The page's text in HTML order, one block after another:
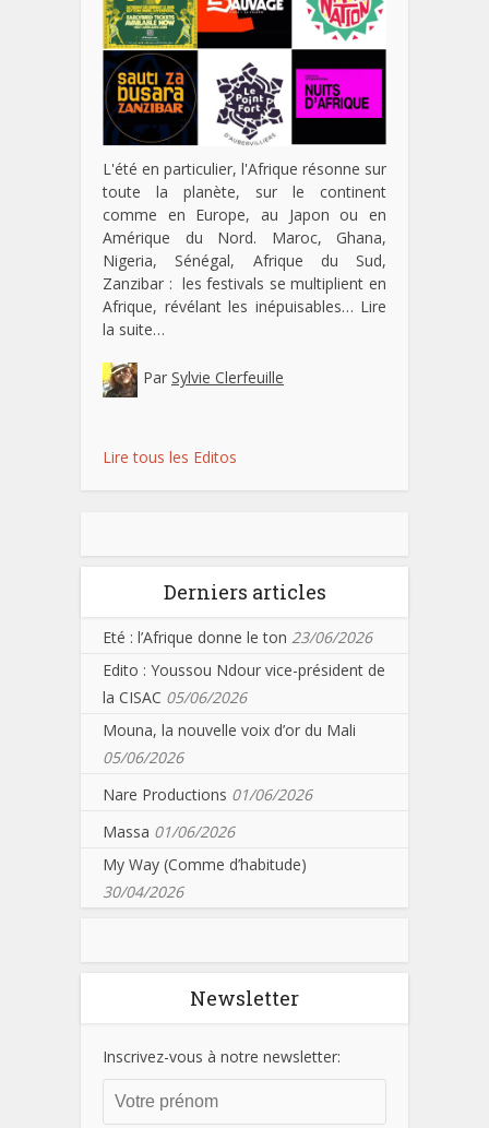
L'été en particulier, l'Afrique résonne sur
toute la planète, sur le continent
comme en Europe, au Japon ou en
Amérique du Nord. Maroc, Ghana,
Nigeria, Sénégal, Afrique du Sud,
Zanzibar : les festivals se multiplient en
Afrique, révélant les inépuisables… Lire
la suite…
Par Sylvie Clerfeuille
Lire tous les Editos
Derniers articles
Eté : l’Afrique donne le ton 23/06/2026
Edito : Youssou Ndour vice-président de
la CISAC 05/06/2026
Mouna, la nouvelle voix d’or du Mali
05/06/2026
Nare Productions 01/06/2026
Massa 01/06/2026
My Way (Comme d’habitude)
30/04/2026
Newsletter
Inscrivez-vous à notre newsletter: